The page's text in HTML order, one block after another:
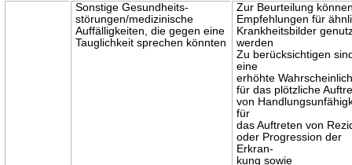
Sonstige Gesundheits-
störungen/medizinische
Auffälligkeiten, die gegen eine
Tauglichkeit sprechen könnten
Zur Beurteilung
Empfehlungen für
Krankheitsbilder
werden
Zu berücksichtigen
eine
erhöhte
für das plötzliche
von
für
das Auftreten von
oder Progression der
Erkran-
kung sowie